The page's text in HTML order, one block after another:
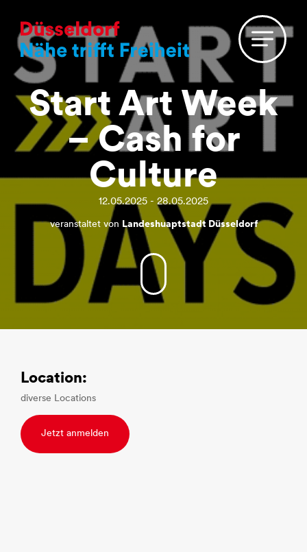
Start Art Week
– Cash for
Culture
12.05.2025 - 28.05.2025
veranstaltet von Landeshuaptstadt Düsseldorf
Location:
diverse Locations
Jetzt anmelden